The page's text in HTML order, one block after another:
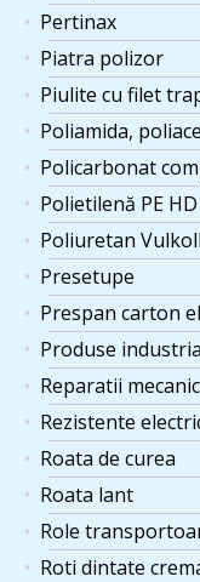
Pertinax
Piatra polizor
Piulite cu filet
Poliamida,
Policarbonat
Polietilenă PE HD
Poliuretan
Presetupe
Prespan carton
Produse
Reparatii
Rezistente
Roata de curea
Roata lant
Role
Roti dintate